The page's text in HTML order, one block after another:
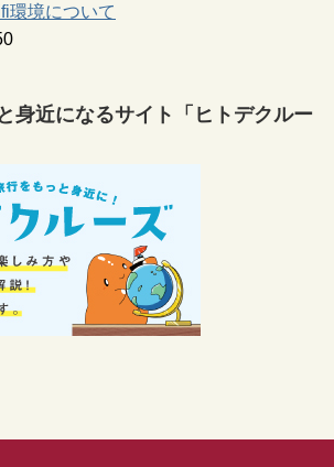
環境について
身近になるサイト「ヒトデクルー